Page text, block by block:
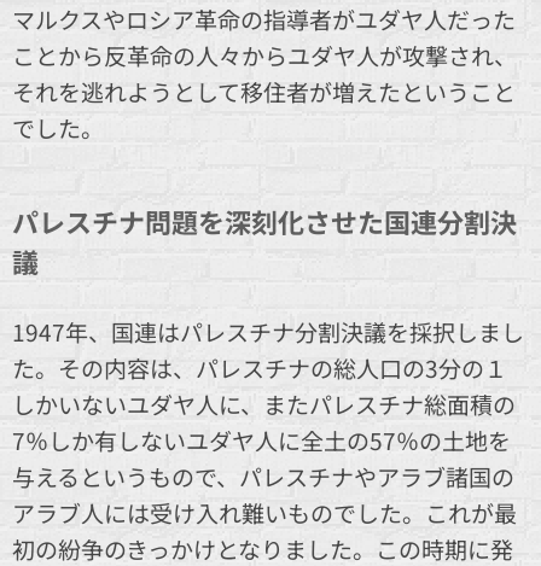
マルクスやロシア革命の指導者がユダヤ人だった
ことから反革命の人々からユダヤ人が攻撃され、
それを逃れようとして移住者が増えたということ
でした。
パレスチナ問題を深刻化させた国連分割決
議
1947年、国連はパレスチナ分割決議を採択しまし
た。その内容は、パレスチナの総人口の3分の１
しかいないユダヤ人に、またパレスチナ総面積の
7％しか有しないユダヤ人に全土の57％の土地を
与えるというもので、パレスチナやアラブ諸国の
アラブ人には受け入れ難いものでした。これが最
初の紛争のきっかけとなりました。この時期に発